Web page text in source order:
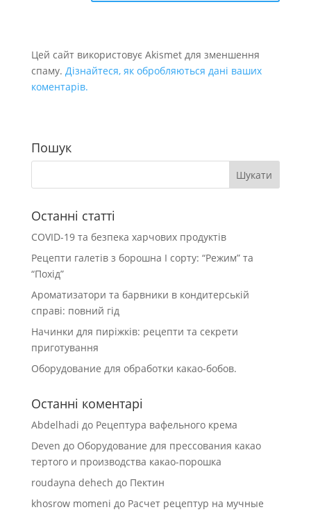
Цей сайт використовує Akismet для зменшення
спаму. Дізнайтеся, як обробляються дані ваших
коментарів.
Пошук
Останні статті
COVID-19 та безпека харчових продуктів
Рецепти галетів з борошна І сорту: “Режим” та
“Похід”
Ароматизатори та барвники в кондитерській
справі: повний гід
Начинки для пиріжків: рецепти та секрети
приготування
Оборудование для обработки какао-бобов.
Останні коментарі
Abdelhadi до Рецептура вафельного крема
Deven до Оборудование для прессования какао
тертого и производства какао-порошка
roudayna dehech до Пектин
khosrow momeni до Расчет рецептур на мучные